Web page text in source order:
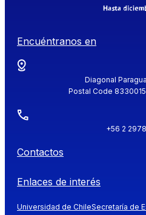
Encuéntranos en
Diagonal
Postal Code
+56 2
Contactos
Enlaces de interés
Universidad de ChileSecretaría de